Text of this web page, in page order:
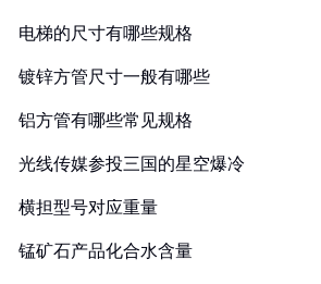
电梯的尺寸有哪些规格
镀锌方管尺寸一般有哪些
铝方管有哪些常见规格
光线传媒参投三国的星空爆冷
横担型号对应重量
锰矿石产品化合水含量